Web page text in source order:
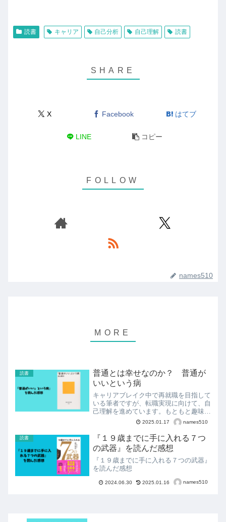
読書 キャリア 自己分析 自己理解 読書
X Facebook はてブ
LINE コピー
names510
読書
普通とは幸せなのか？ 普通が
いいという病
キャリアブレイク中で再就職を目指して
いる筆者ですが、転職実現に向けて、自
己理解を進めています。もともと趣味で
あった読書も自己理解に関わる書籍を読
むことが増えており、面白い本に出会う
機会が増えています。前回は、平野 啓
一郎さんの『私とは何か ...
2025.01.17 names510
読書
『１９歳までに手に入れる７つ
の武器』を読んだ感想
『１９歳までに手に入れる７つの武器』
を読んだ感想
2024.06.30 2025.01.16 names510